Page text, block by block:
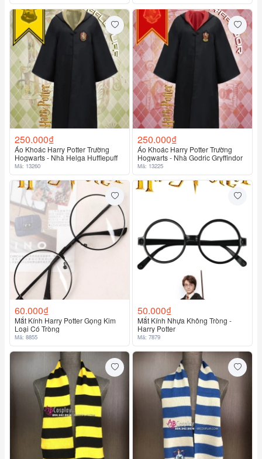
250.000₫
Áo Khoác Harry Potter Trường
Hogwarts - Nhà Helga Hufflepuff
Mã: 13260
250.000₫
Áo Khoác Harry Potter Trường
Hogwarts - Nhà Godric Gryffindor
Mã: 13225
60.000₫
Mắt Kính Harry Potter Gọng Kim
Loại Có Tròng
Mã: 8855
50.000₫
Mắt Kính Nhựa Không Tròng -
Harry Potter
Mã: 7879